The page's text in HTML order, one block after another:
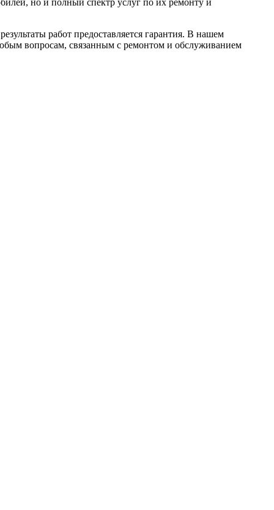
работ предоставляется гарантия. В нашем
вопросам, связанным с ремонтом и обслуживанием